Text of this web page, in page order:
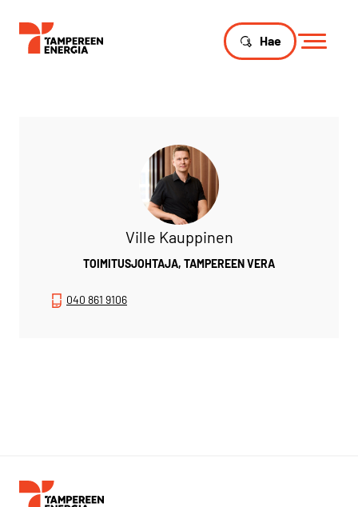
Hae
Ville Kauppinen
TOIMITUSJOHTAJA, TAMPEREEN VERA
040 861 9106